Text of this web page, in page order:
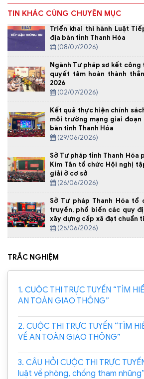
TIN KHÁC CÙNG CHUYÊN MỤC
Triển khai thi hành Luật
địa bàn tỉnh Thanh Hóa
(08/07/2026)
Ngành Tư pháp sơ kết công
quyết tâm hoàn thành
2026
(02/07/2026)
Kết quả thực hiện chính
môi trường mạng giai đoạn
bàn tỉnh Thanh Hóa
(29/06/2026)
Sở Tư pháp tỉnh Thanh Hóa
Kim Tân tổ chức Hội nghị
giải ở cơ sở
(26/06/2026)
Sở Tư pháp Thanh Hóa tổ
truyền, phổ biến các quy
xây dựng cấp xã đạt chuẩn
Xã Yên Định
(25/06/2026)
TRẮC NGHIỆM
1. CUỘC THI TRỰC TUYẾN “TÌM
AN TOÀN GIAO THÔNG”
2. CUỘC THI TRỰC TUYẾN “TÌM
VỀ AN TOÀN GIAO THÔNG”
3. CÂU HỎI CUỘC THI TRỰC
luật về phòng, chống tham